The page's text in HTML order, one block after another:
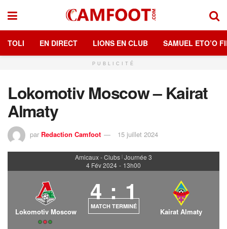
TOLI EN DIRECT LIONS EN CLUB SAMUEL ETO’O
PUBLICITÉ
Lokomotiv Moscow – Kairat
Almaty
par Redaction Camfoot 15 juillet 2024
Amicaux - Clubs | Journée 3
4 Fév 2024 - 13h00
Lokomotiv Moscow
4 : 1
MATCH TERMINÉ
Kairat Almaty